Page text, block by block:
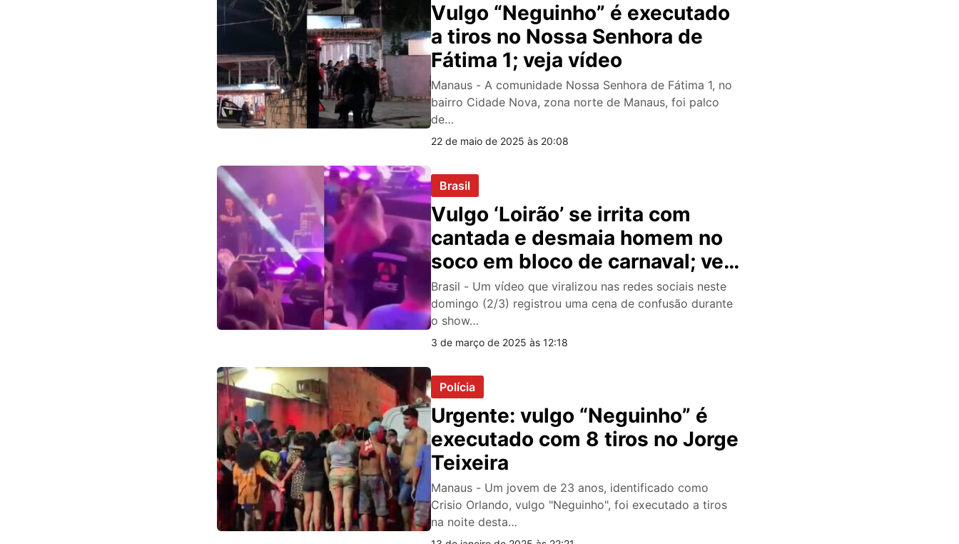
Vulgo “Neguinho” é executado
a tiros no Nossa Senhora de
Fátima 1; veja vídeo
Manaus - A comunidade Nossa Senhora de Fátima 1, no
bairro Cidade Nova, zona norte de Manaus, foi palco
de…
22 de maio de 2025 às 20:08
Brasil
Vulgo ‘Loirão’ se irrita com
cantada e desmaia homem no
soco em bloco de carnaval; veja
vídeo
Brasil - Um vídeo que viralizou nas redes sociais neste
domingo (2/3) registrou uma cena de confusão durante
o show…
3 de março de 2025 às 12:18
Polícia
Urgente: vulgo “Neguinho” é
executado com 8 tiros no Jorge
Teixeira
Manaus - Um jovem de 23 anos, identificado como
Crisio Orlando, vulgo "Neguinho", foi executado a tiros
na noite desta…